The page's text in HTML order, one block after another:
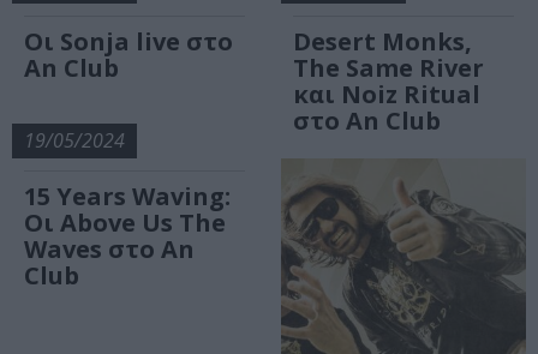
Οι Sonja live στο
An Club
Desert Monks,
The Same River
και Noiz Ritual
στο An Club
19/05/2024
15 Years Waving:
Οι Above Us The
Waves στο An
Club